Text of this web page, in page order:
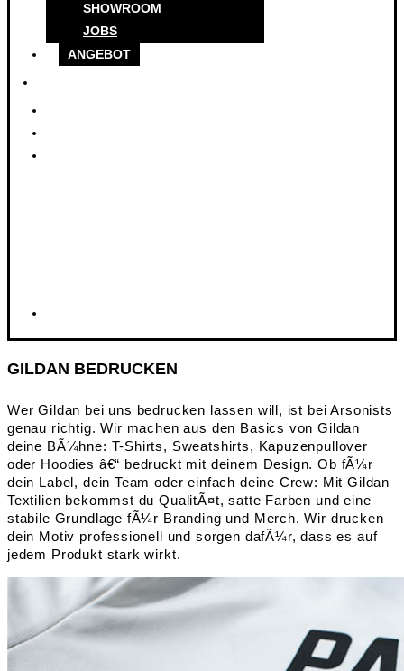
SHOWROOM
JOBS
ANGEBOT
GILDAN BEDRUCKEN
Wer Gildan bei uns bedrucken lassen will, ist bei Arsonists
genau richtig. Wir machen aus den Basics von Gildan
deine BÃ¼hne: T-Shirts, Sweatshirts, Kapuzenpullover
oder Hoodies â€“ bedruckt mit deinem Design. Ob fÃ¼r
dein Label, dein Team oder einfach deine Crew: Mit Gildan
Textilien bekommst du QualitÃ¤t, satte Farben und eine
stabile Grundlage fÃ¼r Branding und Merch. Wir drucken
dein Motiv professionell und sorgen dafÃ¼r, dass es auf
jedem Produkt stark wirkt.